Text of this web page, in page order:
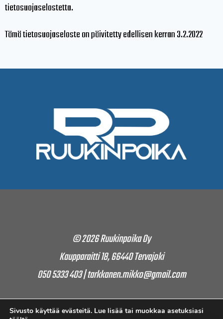
tietosuojaselostetta.
Tämä tietosuojaseloste on päivitetty edellisen kerran 3.2.2022
© 2026 Ruukinpoika Oy
Kaupparaitti 18, 66440 Tervajoki
050 5333 403|tarkkanen.mikko@gmail.com
Tietosuojaseloste
Sivusto käyttää evästeitä. Lue lisää tai muokkaa asetuksiasi